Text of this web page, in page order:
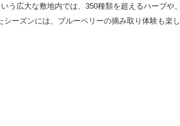
う広大な敷地内では、350種類を超えるハーブや、
ーズンには、ブルーベリーの摘み取り体験も楽し